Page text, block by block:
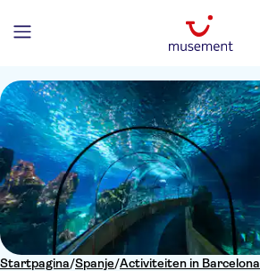
Startpagina/Spanje/Activiteiten in Barcelona